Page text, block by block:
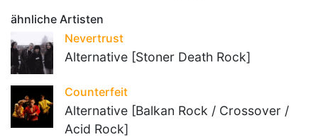
ähnliche Artisten
Nevertrust
Alternative [Stoner Death Rock]
Counterfeit
Alternative [Balkan Rock / Crossover /
Acid Rock]